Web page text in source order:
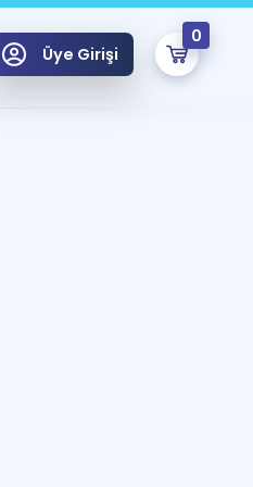
Üye Girişi
0